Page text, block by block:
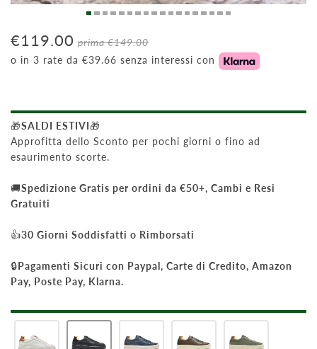
€119.00 prima€149.00
o in 3 rate da €39.66 senza interessi con
🎁SALDI ESTIVI🎁
Approfitta dello Sconto per pochi giorni o fino ad
esaurimento scorte.
🚚Spedizione Gratis per ordini da €50+, Cambi e Resi
Gratuiti
👍30 Giorni Soddisfatti o Rimborsati
🔒Pagamenti Sicuri con Paypal, Carte di Credito, Amazon
Pay, Poste Pay, Klarna.